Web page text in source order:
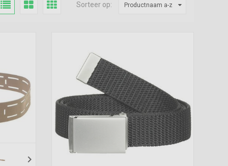
Sorteer op: Productnaam a-z
chevron_right